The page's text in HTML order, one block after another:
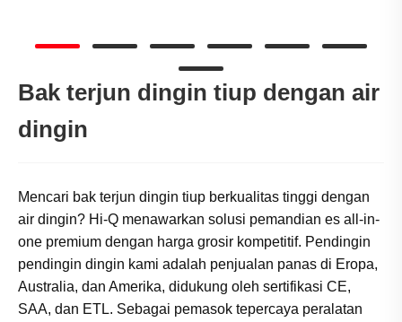
Bak terjun dingin tiup dengan air
dingin
Mencari bak terjun dingin tiup berkualitas tinggi dengan
air dingin? Hi-Q menawarkan solusi pemandian es all-in-
one premium dengan harga grosir kompetitif. Pendingin
pendingin dingin kami adalah penjualan panas di Eropa,
Australia, dan Amerika, didukung oleh sertifikasi CE,
SAA, dan ETL. Sebagai pemasok tepercaya peralatan